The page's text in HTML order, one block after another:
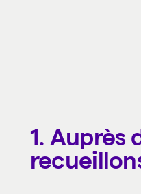
1. Auprès